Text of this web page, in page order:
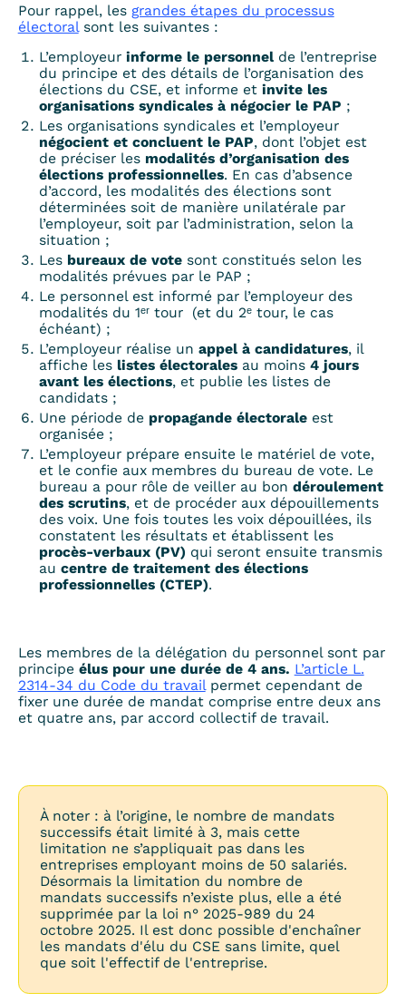
Pour rappel, les grandes étapes du processus
électoral sont les suivantes :
L’employeurinforme le personnel de l’entreprise
du principe et des détails de l’organisation des
élections du CSE, et informe etinvite les
organisations syndicales à négocier le PAP ;
Les organisations syndicales et l’employeur
négocient et concluent le PAP, dont l’objet est
de préciser les modalités d’organisation des
élections professionnelles. En cas d’absence
d’accord, les modalités des élections sont
déterminées soit de manière unilatérale par
l’employeur, soit par l’administration, selon la
situation ;
Les bureaux de vote sont constitués selon les
modalités prévues par le PAP ;
Le personnel est informé par l’employeur des
modalités du 1ᵉʳ tour (et du 2ᵉ tour, le cas
échéant) ;
L’employeur réalise unappel à candidatures, il
affiche les listes électorales au moins4 jours
avant les élections, et publie les listes de
candidats ;
Une période de propagande électorale est
organisée ;
L’employeur prépare ensuite le matériel de vote,
et le confie aux membres du bureau de vote. Le
bureau a pour rôle de veiller au bondéroulement
des scrutins, et de procéder aux dépouillements
des voix. Une fois toutes les voix dépouillées, ils
constatent les résultats et établissent les
procès-verbaux (PV) qui seront ensuite transmis
au centre de traitement des élections
professionnelles (CTEP).
Les membres de la délégation du personnel sont par
principeélus pour une durée de 4 ans. L’article L.
2314-34 du Code du travailpermet cependant de
fixer une durée de mandat comprise entre deux ans
et quatre ans, par accord collectif de travail.
À noter : à l’origine, le nombre de mandats
successifs était limité à 3, mais cette
limitation ne s’appliquait pas dans les
entreprises employant moins de 50 salariés.
Désormais la limitation du nombre de
mandats successifs n’existe plus, elle a été
supprimée par la loi n° 2025-989 du 24
octobre 2025. Il est donc possible d'enchaîner
les mandats d'élu du CSE sans limite, quel
que soit l'effectif de l'entreprise.